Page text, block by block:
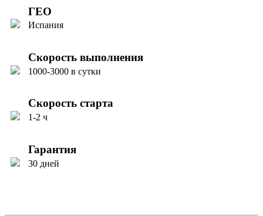
ГЕО
Испания
Скорость выполнения
1000-3000 в сутки
Скорость старта
1-2 ч
Гарантия
30 дней